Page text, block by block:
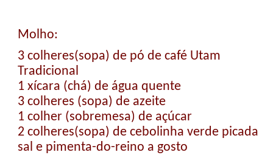
Molho:
3 colheres(sopa) de pó de café Utam
Tradicional
1 xícara (chá) de água quente
3 colheres (sopa) de azeite
1 colher (sobremesa) de açúcar
2 colheres(sopa) de cebolinha verde picada
sal e pimenta-do-reino a gosto